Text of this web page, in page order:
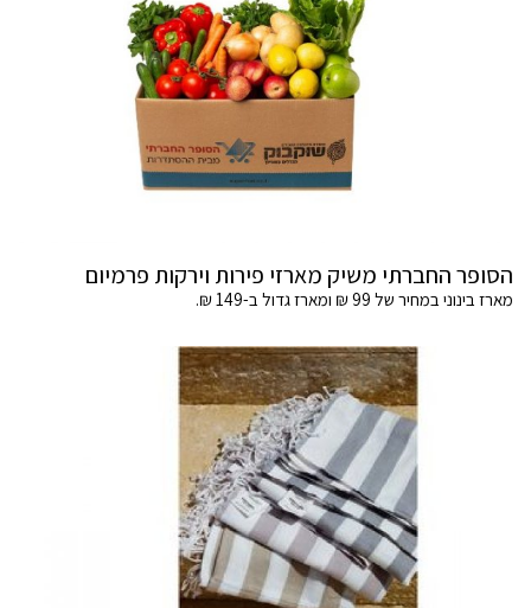
הסופר החברתי משיק מארזי פירות וירקות פרמיום
מארז בינוני במחיר של 99 ₪ ומארז גדול ב-149 ₪.